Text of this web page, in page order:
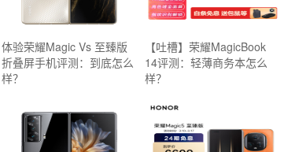
体验荣耀Magic Vs 至臻版
折叠屏手机评测：到底怎么
样？
【吐槽】荣耀MagicBook
14评测：轻薄商务本怎么
样？